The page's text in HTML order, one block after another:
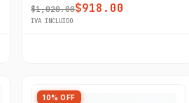
$1,020.00$918.00
IVA INCLUIDO
10% OFF